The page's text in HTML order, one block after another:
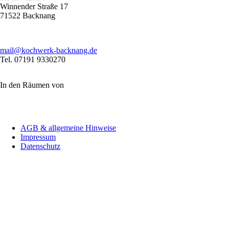
Winnender Straße 17
71522 Backnang
mail@kochwerk-backnang.de
Tel. 07191 9330270
In den Räumen von
überspringenAGB & allgemeine Hinweise
Impressum
Datenschutz